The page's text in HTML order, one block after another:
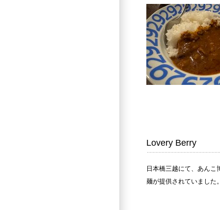
Lovery Berry
日本橋三越にて、あんこ
麺が提供されていました